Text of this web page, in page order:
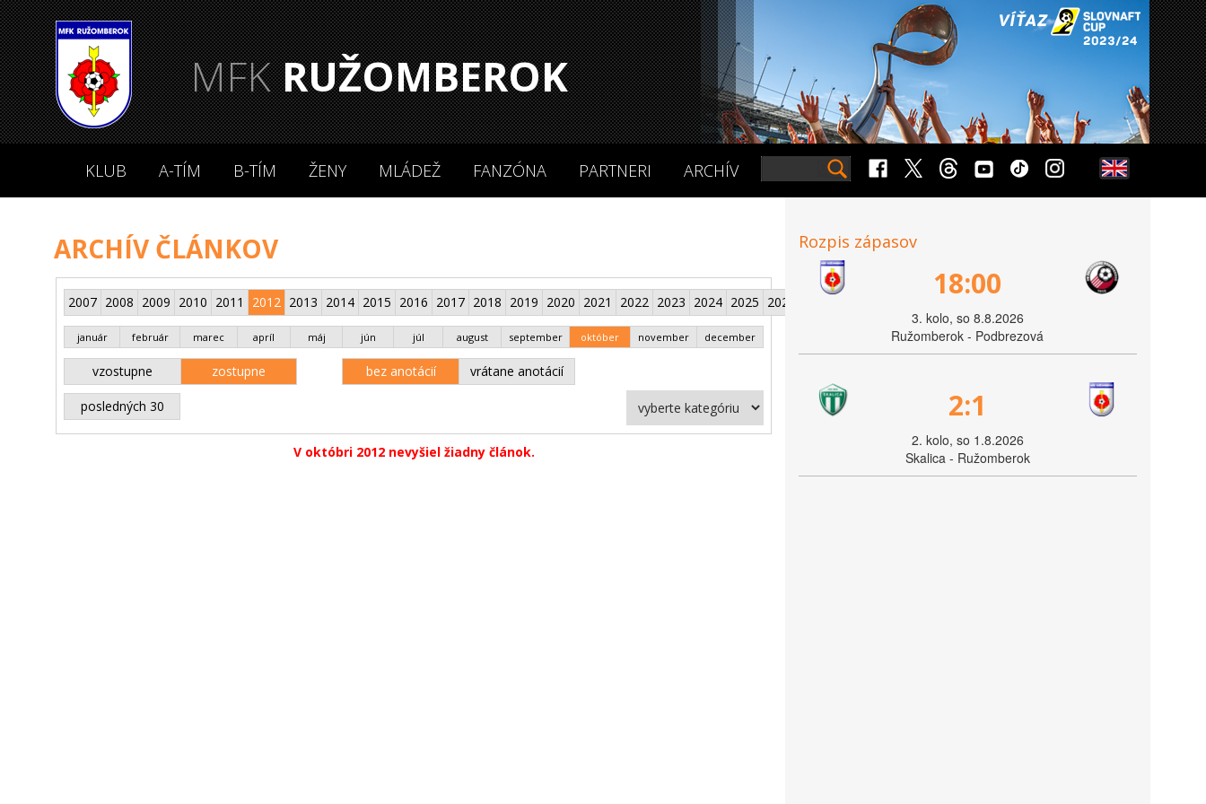
MFKRUŽOMBEROK
KLUB A-TÍM B-TÍM ŽENY MLÁDEŽ FANZÓNA PARTNERI ARCHÍV
ARCHÍV ČLÁNKOV
2007 2008 2009 2010 2011 2012 2013 2014 2015 2016 2017 2018 2019 2020 2021 2022 2023 2024 2025 2026
január február marec apríl máj jún júl august september október november december
vzostupne zostupne bez anotácií vrátane anotácií
posledných 30
V októbri 2012 nevyšiel žiadny článok.
Rozpis zápasov
18:00
3. kolo, so 8.8.2026
Ružomberok - Podbrezová
2:1
2. kolo, so 1.8.2026
Skalica - Ružomberok